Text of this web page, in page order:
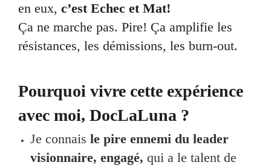
en eux, c’est Echec et Mat!
Ça ne marche pas. Pire! Ça amplifie les
résistances, les démissions, les burn-out.
Pourquoi vivre cette expérience
avec moi, DocLaLuna ?
Je connais le pire ennemi du leader
visionnaire, engagé, qui a le talent de